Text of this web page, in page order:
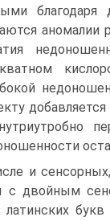
благодаря
аномалии
и
с двойным